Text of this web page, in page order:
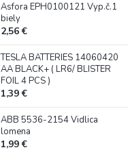
Asfora EPH0100121 Vyp.č.1
biely
2,56 €
TESLA BATTERIES 14060420
AA BLACK+ ( LR6/ BLISTER
FOIL 4 PCS )
1,39 €
ABB 5536-2154 Vidlica
lomena
1,99 €